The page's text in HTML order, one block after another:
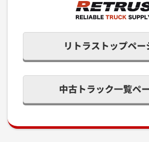
リトラストップペー
中古トラック一覧ペ